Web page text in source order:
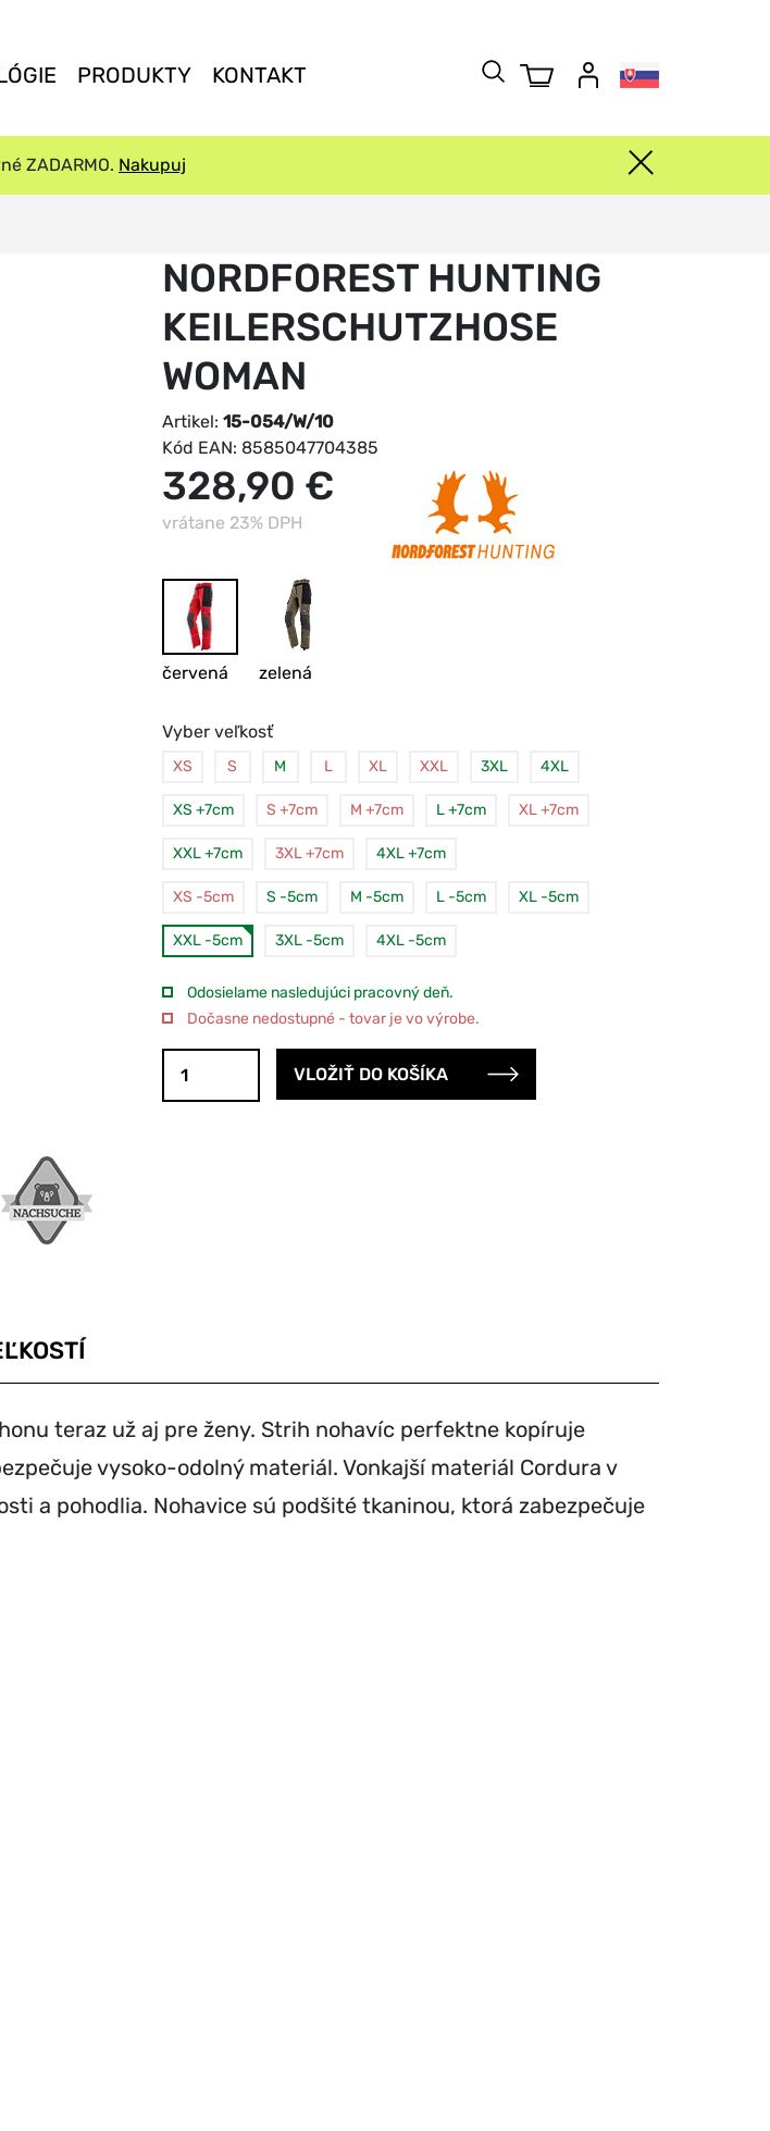
PRODUKTY KONTAKT
ZADARMO. Nakupuj
NORDFOREST HUNTING
KEILERSCHUTZHOSE
WOMAN
Artikel: 15-054/W/10
Kód EAN: 8585047704385
328,90 €
vrátane 23% DPH
červená zelená
Vyber veľkosť
XS S M L XL XXL 3XL 4XL
XS +7cm S +7cm M +7cm L +7cm XL +7cm
XXL +7cm 3XL +7cm 4XL +7cm
XS -5cm S -5cm M -5cm L -5cm XL -5cm
XXL -5cm 3XL -5cm 4XL -5cm
Odosielame nasledujúci pracovný deň.
Dočasne nedostupné - tovar je vo výrobe.
teraz už aj pre ženy. Strih nohavíc perfektne kopíruje
vysoko-odolný materiál. Vonkajší materiál Cordura v
a pohodlia. Nohavice sú podšité tkaninou, ktorá zabezpečuje